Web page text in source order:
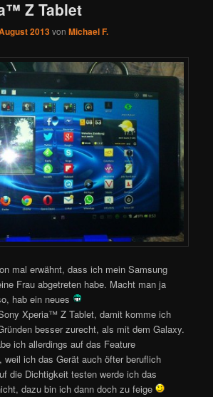
Z Tablet
2013vonMichael F.
mal erwähnt, dass ich mein Samsung
Frau abgetreten habe. Macht man ja
hab ein neues
Xperia™ Z Tablet, damit komme ich
besser zurecht, als mit dem Galaxy.
ich allerdings auf das Feature
weil ich das Gerät auch öfter beruflich
die Dichtigkeit testen werde ich das
dazu bin ich dann doch zu feige